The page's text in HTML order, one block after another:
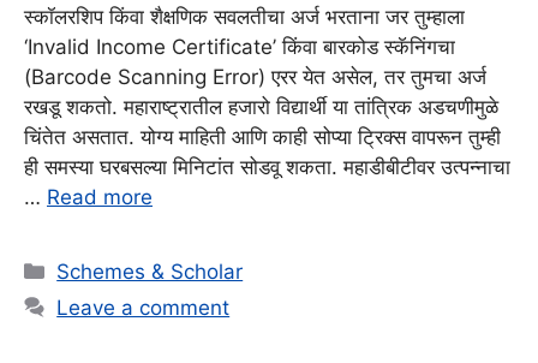
स्कॉलरशिप किंवा शैक्षणिक सवलतीचा अर्ज भरताना जर तुम्हाला
‘Invalid Income Certificate’ किंवा बारकोड स्कॅनिंगचा
(Barcode Scanning Error) एरर येत असेल, तर तुमचा अर्ज
रखडू शकतो. महाराष्ट्रातील हजारो विद्यार्थी या तांत्रिक अडचणीमुळे
चिंतेत असतात. योग्य माहिती आणि काही सोप्या ट्रिक्स वापरून तुम्ही
ही समस्या घरबसल्या मिनिटांत सोडवू शकता. महाडीबीटीवर उत्पन्नाचा
… Read more
Categories
Schemes & Scholar
Leave a comment